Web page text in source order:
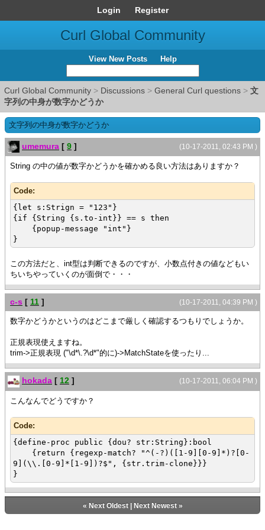
Login Register
Curl Global Community
View New Posts Help
Curl Global Community > Discussions > General Curl questions > 文
字列の中身が数字かどうか
文字列の中身が数字かどうか
(10-17-2011, 02:43 PM )
umemura [ 9 ]
String の中の値が数字かどうかを確かめる良い方法はありますか？
Code:
{let s:Strign = "123"}
{if {String {s.to-int}} == s then
{popup-message "int"}
}
この方法だと、int型は判断できるのですが、小数点付きの値などもい
ちいちやっていくのが面倒で・・・
(10-17-2011, 04:39 PM )
c-s [ 11 ]
数字かどうかというのはどこまで厳しく確認するつもりでしょうか。
正規表現使えますね。
trim->正規表現 ("\d*\.?\d*"的に)->MatchStateを使ったり...
(10-17-2011, 06:04 PM )
hokada [ 12 ]
こんなんでどうですか？
Code:
{define-proc public {dou? str:String}:bool
{return {regexp-match? "^(-?)([1-9][0-9]*)?[0-
9](\\.[0-9]*[1-9])?$", {str.trim-clone}}}
}
« Next Oldest| Next Newest»